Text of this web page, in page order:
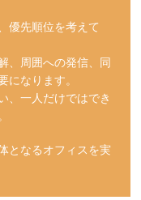
優先順位を考えて
、周囲への発信、同
になります。
、一人だけではでき
となるオフィスを実